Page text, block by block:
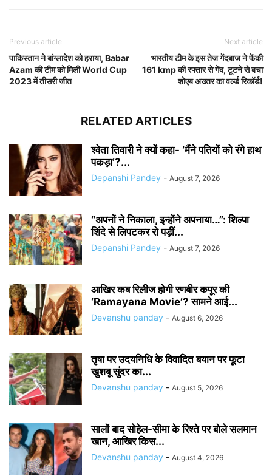
Previous article
पाकिस्तान ने बांग्लादेश को हराया, Babar
Azam की टीम को मिली World Cup
2023 में तीसरी जीत
Next article
भारतीय टीम के इस तेज गेंदबाज ने फेंकी
161 kmp की रफ्तार से गेंद, टूटने से बचा
शोएब अख्तर का वर्ल्ड रिकॉर्ड!
RELATED ARTICLES
श्वेता तिवारी ने क्यों कहा- ‘मैंने पतियों को रंगे हाथ
पकड़ा’?...
Depanshi Pandey - August 7, 2026
“अपनों ने निकाला, इन्होंने अपनाया…”: शिल्पा
शिंदे से लिपटकर रो पड़ीं...
Depanshi Pandey - August 7, 2026
आखिर कब रिलीज होगी रणबीर कपूर की
‘Ramayana Movie’? सामने आई...
Devanshu panday - August 6, 2026
तृषा पर उदयनिधि के विवादित बयान पर फूटा
खुशबू सुंदर का...
Devanshu panday - August 5, 2026
सालों बाद सोहेल-सीमा के रिश्ते पर बोले सलमान
खान, आखिर किस...
Devanshu panday - August 4, 2026